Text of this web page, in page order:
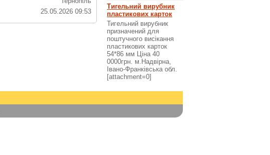
25.05.2026 09:53
Тигельний вирубник
пластикових карток
Тигельний вирубник
призначений для
поштучного висікання
пластикових карток
54*86 мм Ціна 40
0000грн. м.Надвірна,
Івано-Франківська обл.
[attachment=0]